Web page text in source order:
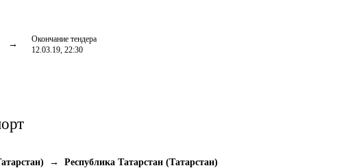
Окончание тендера
12.03.19, 22:30
→ Республика Татарстан (Татарстан)